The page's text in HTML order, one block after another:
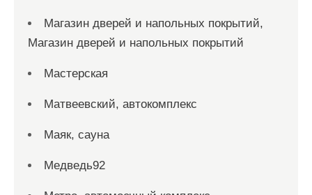
Магазин дверей и напольных покрытий,
Магазин дверей и напольных покрытий
Мастерская
Матвеевский, автокомплекс
Маяк, сауна
Медведь92